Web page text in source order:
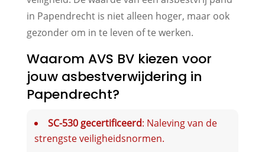
in Papendrecht is niet alleen hoger, maar ook
gezonder om in te leven of te werken.
Waarom AVS BV kiezen voor
jouw asbestverwijdering in
Papendrecht?
SC-530 gecertificeerd: Naleving van de
strengste veiligheidsnormen.